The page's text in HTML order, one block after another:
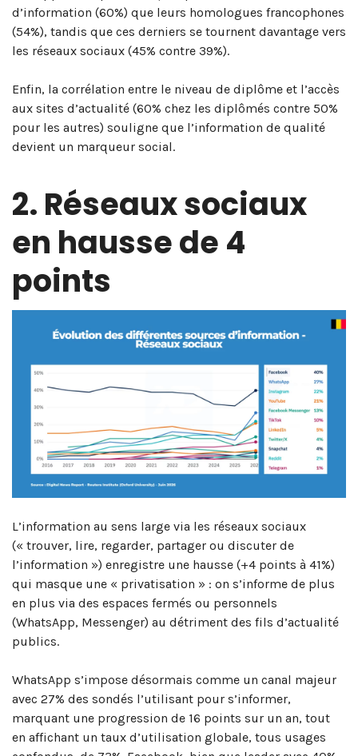
d’information (60%) que leurs homologues francophones
(54%), tandis que ces derniers se tournent davantage vers
les réseaux sociaux (45% contre 39%).
Enfin, la corrélation entre le niveau de diplôme et l’accès
aux sites d’actualité (60% chez les diplômés contre 50%
pour les autres) souligne que l’information de qualité
devient un marqueur social.
2. Réseaux sociaux
en hausse de 4
points
L’information au sens large via les réseaux sociaux
(« trouver, lire, regarder, partager ou discuter de
l’information ») enregistre une hausse (+4 points à 41%)
qui masque une « privatisation » : on s’informe de plus
en plus via des espaces fermés ou personnels
(WhatsApp, Messenger) au détriment des fils d’actualité
publics.
WhatsApp s’impose désormais comme un canal majeur
avec 27% des sondés l’utilisant pour s’informer,
marquant une progression de 16 points sur un an, tout
en affichant un taux d’utilisation globale, tous usages